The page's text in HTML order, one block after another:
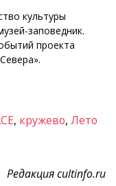
культуры
заповедник.
проекта
, кружево, Лето
Редакция cultinfo.ru